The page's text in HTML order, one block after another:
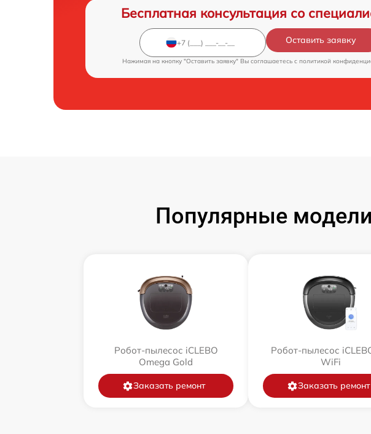
Бесплатная консультация со
Оставить заявку
Нажимая на кнопку "Оставить заявку" Вы соглашаетесь c политикой
Популярные
Робот-пылесос iCLEBO
Omega Gold
Заказать ремонт
Робот-пылесос
WiFi
Заказать ремонт